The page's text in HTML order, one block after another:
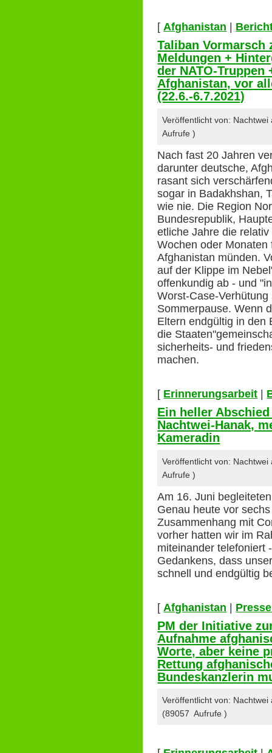
[Afghanistan
Taliban Vormarsch
Meldungen +
der NATO-
Afghanistan, vor
(22.6.-6.7.2021)
Veröffentlicht von:
Aufrufe )
Nach fast 20 Jahren
darunter deutsche,
rasant sich
sogar in Badakhshan,
wie nie. Die Region
Bundesrepublik,
etliche Jahre die
Wochen oder
Afghanistan münden.
auf der Klippe im
offenkundig ab - und
Worst-Case-
Sommerpause. Wenn
Eltern endgültig in den
die
sicherheits- und
machen.
[ Erinnerungsarbeit
Ein heller
Nachtwei-Hanak,
Kameradin
Veröffentlicht von:
Aufrufe )
Am 16. Juni
Genau heute vor
Zusammenhang mit
vorher hatten wir im
miteinander telefoniert
Gedankens, dass
schnell und endgültig
[Afghanistan
PM der Initiative
Aufnahme
Worte, aber keine
Rettung
Bundeskanzlerin
Veröffentlicht von:
(89057 Aufrufe )